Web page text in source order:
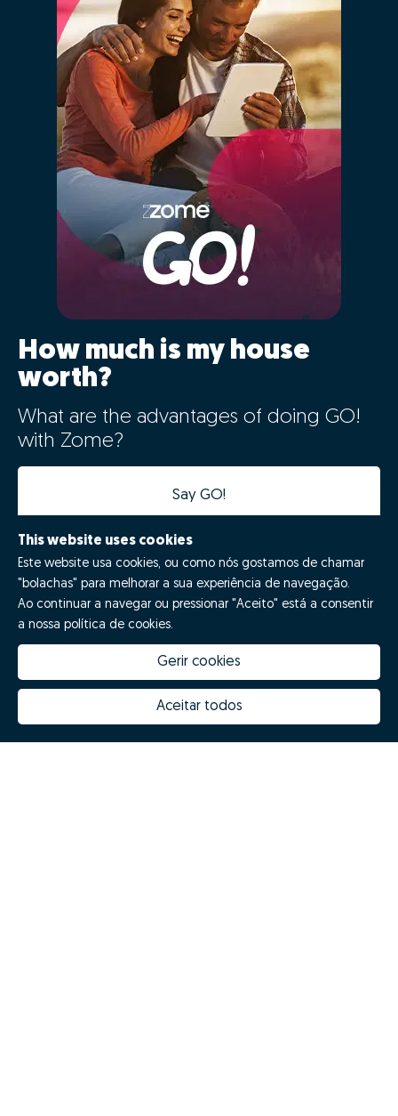
How much is my house
worth?
What are the advantages of doing GO!
with Zome?
Say GO!
How much is my house worth
Why choose Zome
Zome Innovation
Hubs Zome
This website uses cookies
Este website usa cookies, ou como nós gostamos de chamar
"bolachas" para melhorar a sua experiência de navegação.
Ao continuar a navegar ou pressionar "Aceito" está a consentir
a nossa política de cookies.
Gerir cookies
Aceitar todos